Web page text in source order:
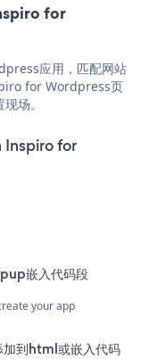
for
应用，匹配网站
for Wordpress页
场。
Inspiro for
嵌入代码段
your app
到html或嵌入代码